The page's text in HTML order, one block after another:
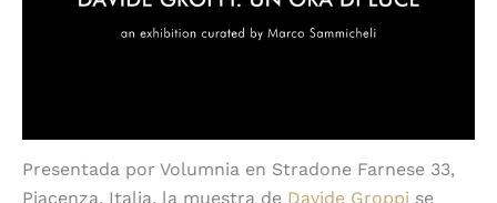
Presentada por Volumnia en Stradone Farnese 33,
Piacenza, Italia, la muestra de Davide Groppi se